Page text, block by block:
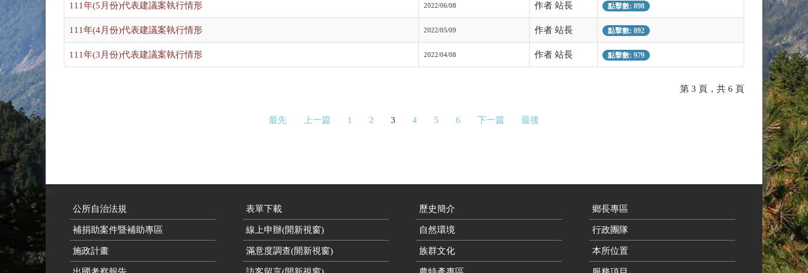
111年(5月份)代表建議案執行情形 2022/06/08 作者 站長 點擊數: 898
111年(4月份)代表建議案執行情形 2022/05/09 作者 站長 點擊數: 892
111年(3月份)代表建議案執行情形 2022/04/08 作者 站長 點擊數: 979
第 3 頁，共 6 頁
最先 上一篇 1 2 3 4 5 6 下一篇 最後
:::
公所自治法規
補捐助案件暨補助專區
施政計畫
表單下載
線上申辦(開新視窗)
滿意度調查(開新視窗)
歷史簡介
自然環境
族群文化
鄉長專區
行政團隊
本所位置